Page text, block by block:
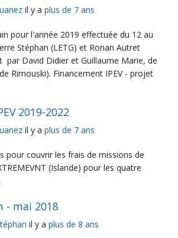
il y a plus de 7 ans
pour l'année 2019 effectuée du 12 au
Stéphan (LETG) et Ronan Autret
par David Didier et Guillaume Marie, de
Rimouski). Financement IPEV - projet
2019-2022
il y a plus de 7 ans
pour couvrir les frais de missions de
(Islande) pour les quatre
- mai 2018
il y a plus de 8 ans